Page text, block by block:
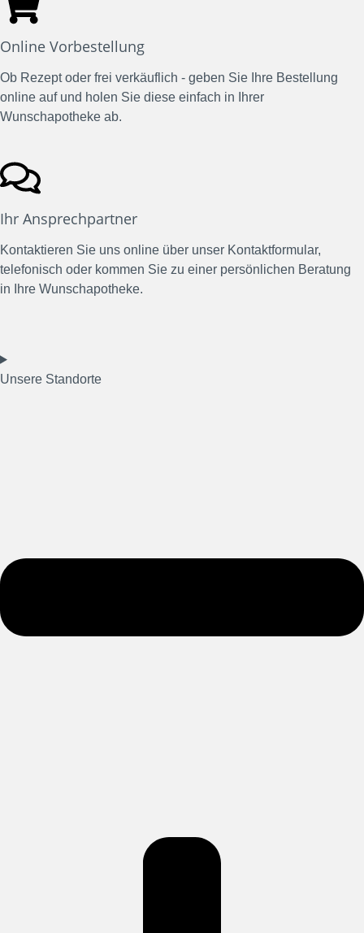
Online Vorbestellung
Ob Rezept oder frei verkäuflich - geben Sie Ihre Bestellung
online auf und holen Sie diese einfach in Ihrer
Wunschapotheke ab.
Ihr Ansprechpartner
Kontaktieren Sie uns online über unser Kontaktformular,
telefonisch oder kommen Sie zu einer persönlichen Beratung
in Ihre Wunschapotheke.
Unsere Standorte